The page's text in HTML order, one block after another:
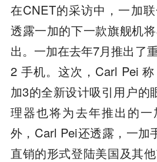
在CNET的采访中，一加
透露一加的下一款旗舰机
出。一加在去年7月推出了
2 手机。这次，Carl Pei
加3的全新设计吸引用户的
理器也将为去年推出的
外，Carl Pei还透露，一加
直销的形式登陆美国及其